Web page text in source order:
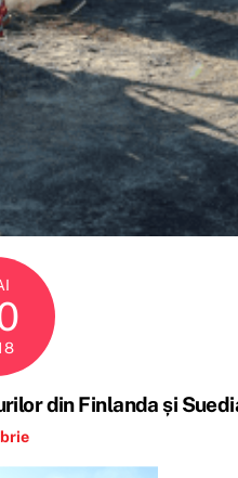
din Finlanda și